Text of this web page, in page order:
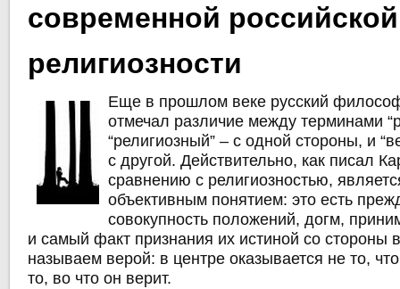
современной российской
религиозности
Еще в прошлом веке русский
отмечал различие между терминами
“религиозный” – с одной стороны, и
с другой. Действительно, как писал
сравнению с религиозностью,
объективным понятием: это есть
совокупность положений, догм,
и самый факт признания их истиной со
называем верой: в центре оказывается не то,
то, во что он верит.